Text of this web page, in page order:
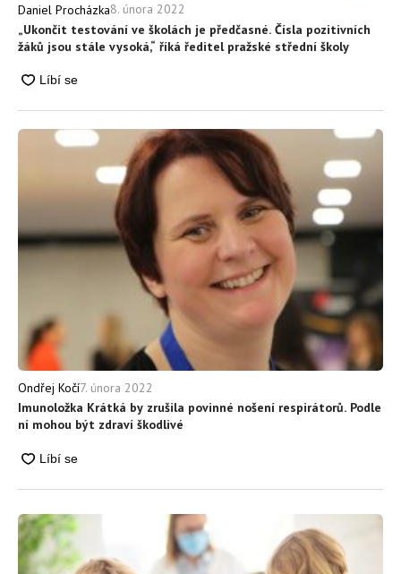
Daniel Procházka8. února 2022
„Ukončit testování ve školách je předčasné. Čísla pozitivních
žáků jsou stále vysoká,“ říká ředitel pražské střední školy
Ondřej Kočí7. února 2022
Imunoložka Krátká by zrušila povinné nošení respirátorů. Podle
ní mohou být zdraví škodlivé